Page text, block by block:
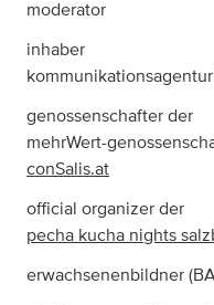
moderator
inhaber
kommunikationsagentur
genossenschafter der
mehrWert-
conSalis.at
official organizer der
pecha kucha nights
erwachsenenbildner